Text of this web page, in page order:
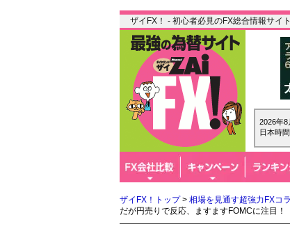
ザイFX！ - 初心者必見のFX総合情報サイト
2026年8
日本時
ザイFX！トップ> 相場を見通す超強力FXコ
だが円売りで反応、ますますFOMCに注目！